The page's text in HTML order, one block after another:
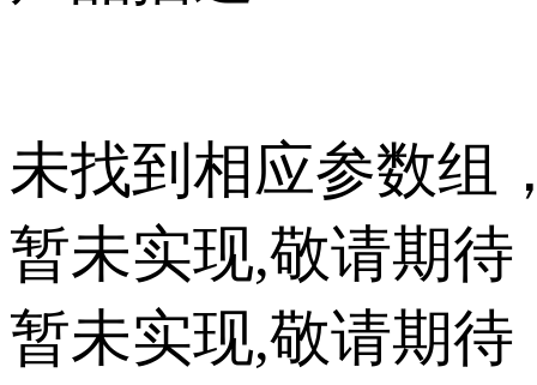
未找到相应参数组
暂未实现,敬请期待
暂未实现,敬请期待